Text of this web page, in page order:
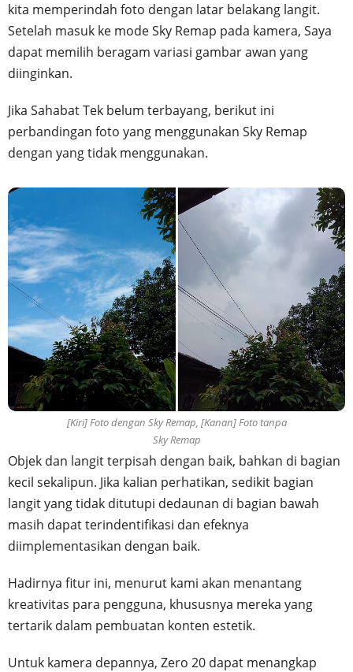
kita memperindah foto dengan latar belakang langit.
Setelah masuk ke mode Sky Remap pada kamera, Saya
dapat memilih beragam variasi gambar awan yang
diinginkan.
Jika Sahabat Tek belum terbayang, berikut ini
perbandingan foto yang menggunakan Sky Remap
dengan yang tidak menggunakan.
[Kiri] Foto dengan Sky Remap, [Kanan] Foto tanpa
Sky Remap
Objek dan langit terpisah dengan baik, bahkan di bagian
kecil sekalipun. Jika kalian perhatikan, sedikit bagian
langit yang tidak ditutupi dedaunan di bagian bawah
masih dapat terindentifikasi dan efeknya
diimplementasikan dengan baik.
Hadirnya fitur ini, menurut kami akan menantang
kreativitas para pengguna, khususnya mereka yang
tertarik dalam pembuatan konten estetik.
Untuk kamera depannya, Zero 20 dapat menangkap